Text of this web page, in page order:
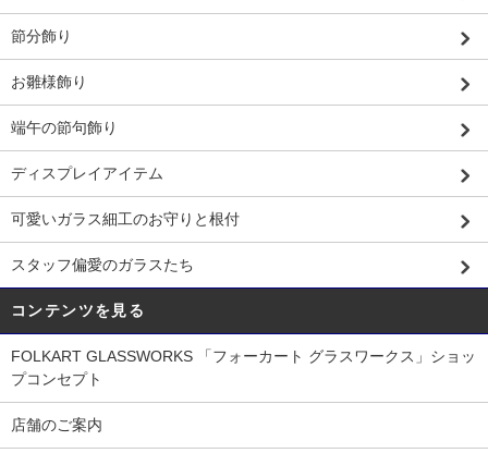
節分飾り
お雛様飾り
端午の節句飾り
ディスプレイアイテム
可愛いガラス細工のお守りと根付
スタッフ偏愛のガラスたち
コンテンツを見る
FOLKART GLASSWORKS 「フォーカート グラスワークス」ショッ
プコンセプト
店舗のご案内